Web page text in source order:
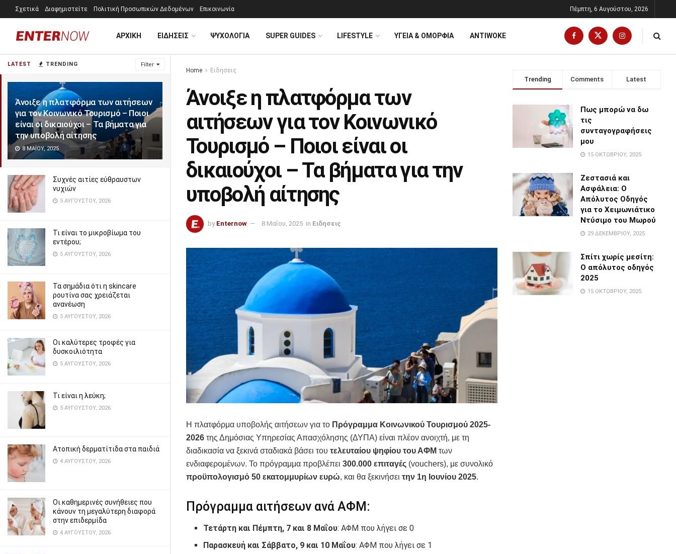
LATEST TRENDING Filter
Άνοιξε η πλατφόρμα των αιτήσεων
για τον Κοινωνικό Τουρισμό – Ποιοι
είναι οι δικαιούχοι – Τα βήματα για
την υποβολή αίτησης
8 ΜΑΪ́ΟΥ, 2025
Συχνές αιτίες εύθραυστων
νυχιών
5 ΑΥΓΟΎΣΤΟΥ, 2026
Τι είναι το μικροβίωμα του
εντέρου;
5 ΑΥΓΟΎΣΤΟΥ, 2026
Τα σημάδια ότι η skincare
ρουτίνα σας χρειάζεται
ανανέωση
5 ΑΥΓΟΎΣΤΟΥ, 2026
Οι καλύτερες τροφές για
δυσκοιλιότητα
5 ΑΥΓΟΎΣΤΟΥ, 2026
Τι είναι η λεύκη;
5 ΑΥΓΟΎΣΤΟΥ, 2026
Ατοπική δερματίτιδα στα παιδιά
4 ΑΥΓΟΎΣΤΟΥ, 2026
Οι καθημερινές συνήθειες που
κάνουν τη μεγαλύτερη διαφορά
στην επιδερμίδα
4 ΑΥΓΟΎΣΤΟΥ, 2026
Σχετικά Διαφημιστείτε Πολιτική Προσωπικών Δεδομένων Επικοινωνία Πέμπτη, 6 Αυγούστου, 2026
ΑΡΧΙΚΗ ΕΙΔΗΣΕΙΣ ΨΥΧΟΛΟΓΊΑ SUPER GUIDES LIFESTYLE ΥΓΕΙΑ & ΟΜΟΡΦΙΑ ANTIWOKE
Home Ειδησεις
Άνοιξε η πλατφόρμα των
αιτήσεων για τον Κοινωνικό
Τουρισμό – Ποιοι είναι οι
δικαιούχοι – Τα βήματα για την
υποβολή αίτησης
by Enternow 8 Μαΐου, 2025 in Ειδησεις
Η πλατφόρμα υποβολής αιτήσεων για το Πρόγραμμα Κοινωνικού Τουρισμού 2025-
2026 της Δημόσιας Υπηρεσίας Απασχόλησης (ΔΥΠΑ) είναι πλέον ανοιχτή, με τη
διαδικασία να ξεκινά σταδιακά βάσει του τελευταίου ψηφίου του ΑΦΜ των
ενδιαφερομένων. Το πρόγραμμα προβλέπει 300.000 επιταγές (vouchers), με συνολικό
προϋπολογισμό 50 εκατομμυρίων ευρώ, και θα ξεκινήσει την 1η Ιουνίου 2025.
Πρόγραμμα αιτήσεων ανά ΑΦΜ:
Τετάρτη και Πέμπτη, 7 και 8 Μαΐου: ΑΦΜ που λήγει σε 0
Παρασκευή και Σάββατο, 9 και 10 Μαΐου: ΑΦΜ που λήγει σε 1
Trending Comments Latest
Πως μπορώ να δω
τις
συνταγογραφήσεις
μου
15 ΟΚΤΩΒΡΊΟΥ, 2025
Ζεστασιά και
Ασφάλεια: Ο
Απόλυτος Οδηγός
για το Χειμωνιάτικο
Ντύσιμο του Μωρού
29 ΔΕΚΕΜΒΡΊΟΥ, 2025
Σπίτι χωρίς μεσίτη:
Ο απόλυτος οδηγός
2025
15 ΟΚΤΩΒΡΊΟΥ, 2025